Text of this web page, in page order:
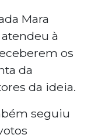
Mara
atendeu à
os
da
da ideia.
seguiu